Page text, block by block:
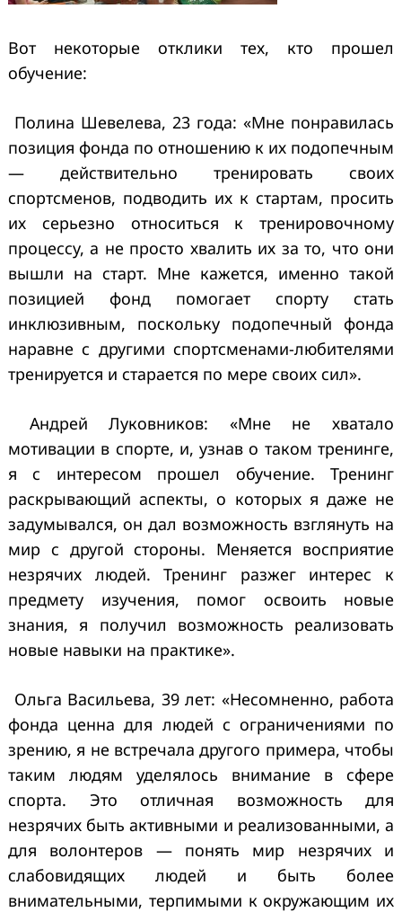
Вот некоторые отклики тех, кто прошел
обучение:
Полина Шевелева, 23 года: «Мне понравилась
позиция фонда по отношению к их подопечным
— действительно тренировать своих
спортсменов, подводить их к стартам, просить
их серьезно относиться к тренировочному
процессу, а не просто хвалить их за то, что они
вышли на старт. Мне кажется, именно такой
позицией фонд помогает спорту стать
инклюзивным, поскольку подопечный фонда
наравне с другими спортсменами-любителями
тренируется и старается по мере своих сил».
Андрей Луковников: «Мне не хватало
мотивации в спорте, и, узнав о таком тренинге,
я с интересом прошел обучение. Тренинг
раскрывающий аспекты, о которых я даже не
задумывался, он дал возможность взглянуть на
мир с другой стороны. Меняется восприятие
незрячих людей. Тренинг разжег интерес к
предмету изучения, помог освоить новые
знания, я получил возможность реализовать
новые навыки на практике».
Ольга Васильева, 39 лет: «Несомненно, работа
фонда ценна для людей с ограничениями по
зрению, я не встречала другого примера, чтобы
таким людям уделялось внимание в сфере
спорта. Это отличная возможность для
незрячих быть активными и реализованными, а
для волонтеров — понять мир незрячих и
слабовидящих людей и быть более
внимательными, терпимыми к окружающим их